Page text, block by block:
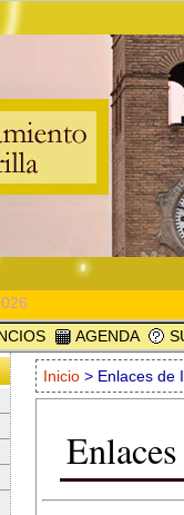
AGENDA
Inicio> Enlaces de